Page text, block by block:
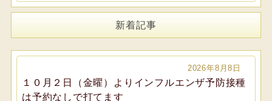
新着記事
2026年8月8日
１０月２日（金曜）よりインフルエンザ予防接種
は予約なしで打てます